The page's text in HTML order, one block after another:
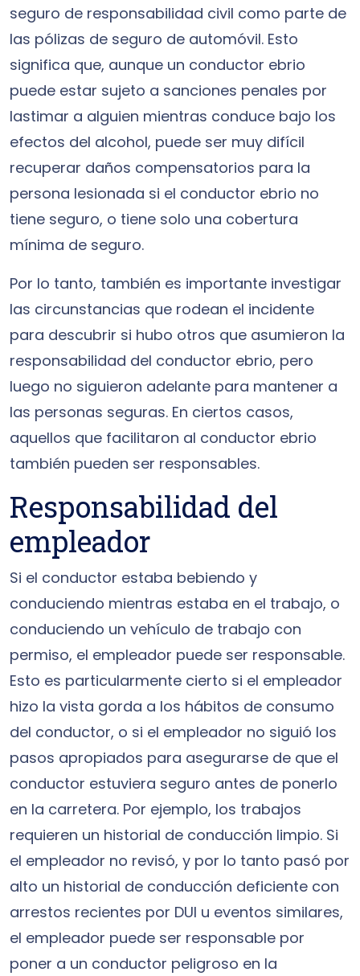
seguro de responsabilidad civil como parte de
las pólizas de seguro de automóvil. Esto
significa que, aunque un conductor ebrio
puede estar sujeto a sanciones penales por
lastimar a alguien mientras conduce bajo los
efectos del alcohol, puede ser muy difícil
recuperar daños compensatorios para la
persona lesionada si el conductor ebrio no
tiene seguro, o tiene solo una cobertura
mínima de seguro.
Por lo tanto, también es importante investigar
las circunstancias que rodean el incidente
para descubrir si hubo otros que asumieron la
responsabilidad del conductor ebrio, pero
luego no siguieron adelante para mantener a
las personas seguras. En ciertos casos,
aquellos que facilitaron al conductor ebrio
también pueden ser responsables.
Responsabilidad del
empleador
Si el conductor estaba bebiendo y
conduciendo mientras estaba en el trabajo, o
conduciendo un vehículo de trabajo con
permiso, el empleador puede ser responsable.
Esto es particularmente cierto si el empleador
hizo la vista gorda a los hábitos de consumo
del conductor, o si el empleador no siguió los
pasos apropiados para asegurarse de que el
conductor estuviera seguro antes de ponerlo
en la carretera. Por ejemplo, los trabajos
requieren un historial de conducción limpio. Si
el empleador no revisó, y por lo tanto pasó por
alto un historial de conducción deficiente con
arrestos recientes por DUI u eventos similares,
el empleador puede ser responsable por
poner a un conductor peligroso en la